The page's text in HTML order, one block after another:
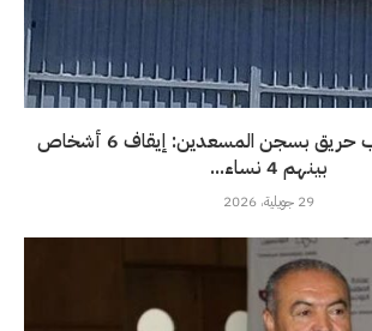
مزاعم حول نشوب حريق بسجن المسعدين: إيقاف 6 أشخاص
بينهم 4 نساء...
29 جويلية، 2026